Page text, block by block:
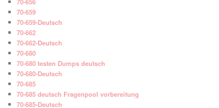
70-659
70-659-Deutsch
70-662
70-662-Deutsch
70-680
70-680 testen Dumps deutsch
70-680-Deutsch
70-685
70-685 deutsch Fragenpool vorbereitung
70-685-Deutsch